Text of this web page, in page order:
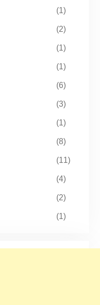
(1)
(2)
(1)
(1)
(6)
(3)
(1)
(8)
(11)
(4)
(2)
(1)